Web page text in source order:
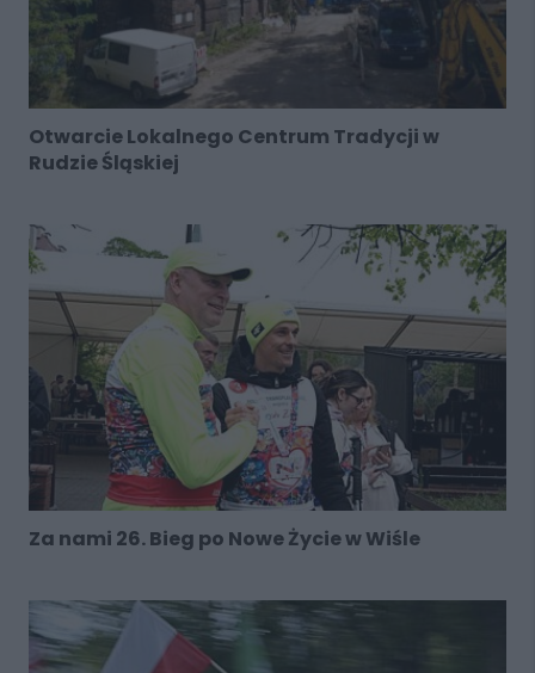
Otwarcie Lokalnego Centrum Tradycji w
Rudzie Śląskiej
Za nami 26. Bieg po Nowe Życie w Wiśle